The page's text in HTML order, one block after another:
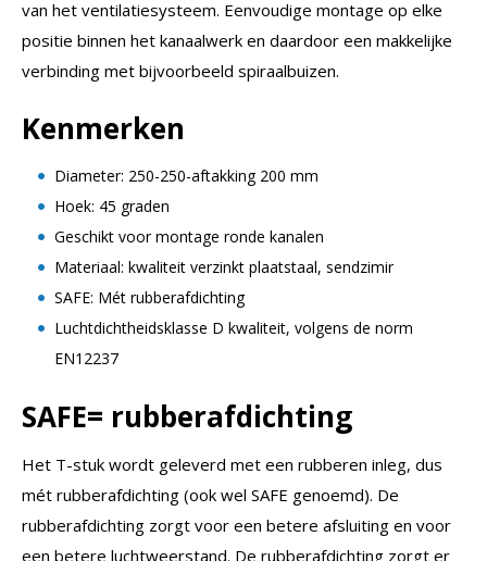
van het ventilatiesysteem. Eenvoudige montage op elke
positie binnen het kanaalwerk en daardoor een makkelijke
verbinding met bijvoorbeeld spiraalbuizen.
Kenmerken
Diameter: 250-250-aftakking 200 mm
Hoek: 45 graden
Geschikt voor montage ronde kanalen
Materiaal: kwaliteit verzinkt plaatstaal, sendzimir
SAFE: Mét rubberafdichting
Luchtdichtheidsklasse D kwaliteit, volgens de norm
EN12237
SAFE= rubberafdichting
Het T-stuk wordt geleverd met een rubberen inleg, dus
mét rubberafdichting (ook wel SAFE genoemd). De
rubberafdichting zorgt voor een betere afsluiting en voor
een betere luchtweerstand. De rubberafdichting zorgt er